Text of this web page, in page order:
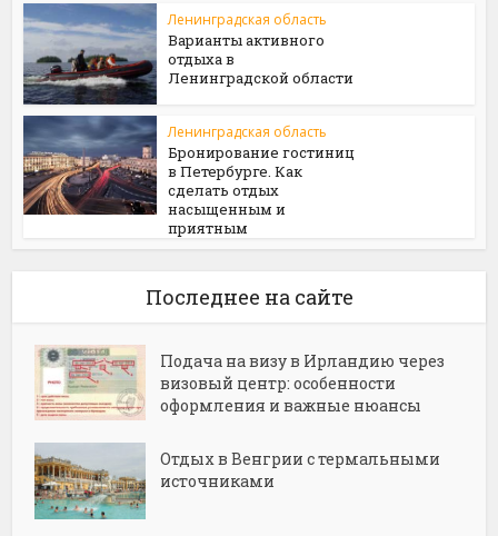
Ленинградская область
Варианты активного
отдыха в
Ленинградской области
Ленинградская область
Бронирование гостиниц
в Петербурге. Как
сделать отдых
насыщенным и
приятным
Последнее на сайте
Подача на визу в Ирландию через
визовый центр: особенности
оформления и важные нюансы
Отдых в Венгрии с термальными
источниками